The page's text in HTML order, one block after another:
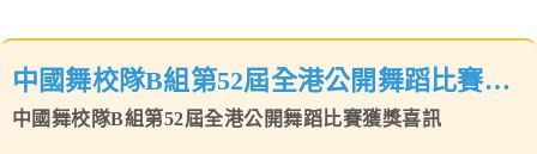
校風及學生支援
中國舞校隊B組第52屆全港公開舞蹈比賽獲
獎喜訊
中國舞校隊B組第52屆全港公開舞蹈比賽獲獎喜訊